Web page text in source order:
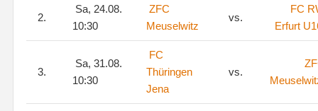
2.
Sa, 24.08.
10:30
ZFC
Meuselwitz
vs.
FC
Erfurt
3.
Sa, 31.08.
10:30
FC
Thüringen
Jena
vs.